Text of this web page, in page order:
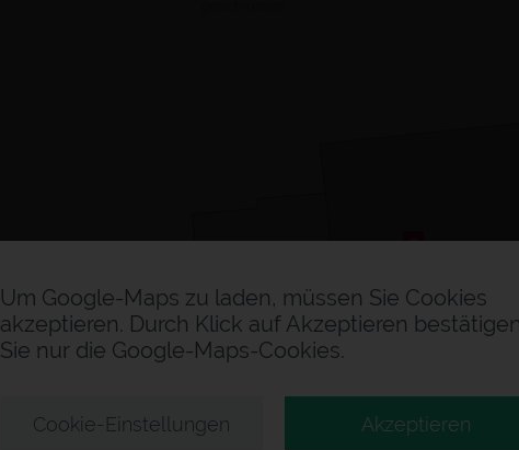
Um Google-Maps zu laden, müssen Sie Cookies
akzeptieren. Durch Klick auf Akzeptieren
Sie nur die Google-Maps-Cookies.
Cookie-Einstellungen Akzeptieren